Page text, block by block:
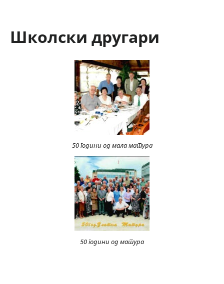
Школски другари
50 години од мала матура
50 години од матура